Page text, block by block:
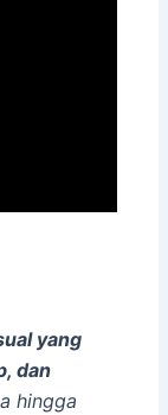
yang
dan
hingga